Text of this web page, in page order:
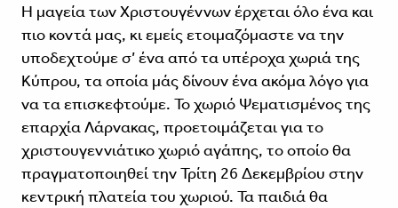
Η μαγεία των Χριστουγέννων έρχεται όλο ένα και
πιο κοντά μας, κι εμείς ετοιμαζόμαστε να την
υποδεχτούμε σ’ ένα από τα υπέροχα χωριά της
Κύπρου, τα οποία μάς δίνουν ένα ακόμα λόγο για
να τα επισκεφτούμε. Το χωριό Ψεματισμένος της
επαρχία Λάρνακας, προετοιμάζεται για το
χριστουγεννιάτικο χωριό αγάπης, το οποίο θα
πραγματοποιηθεί την Τρίτη 26 Δεκεμβρίου στην
κεντρική πλατεία του χωριού. Τα παιδιά θα